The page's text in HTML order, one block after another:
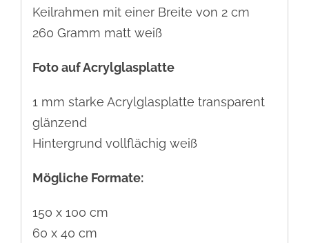
Keilrahmen mit einer Breite von 2 cm
260 Gramm matt weiß
Foto auf Acrylglasplatte
1 mm starke Acrylglasplatte transparent
glänzend
Hintergrund vollflächig weiß
Mögliche Formate:
150 x 100 cm
60 x 40 cm